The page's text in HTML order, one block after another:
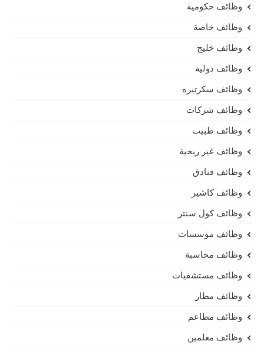
وظائف حكومية
وظائف خاصة
وظائف خليج
وظائف دولية
وظائف سكرتيره
وظائف شركات
وظائف طبيب
وظائف غير ربحية
وظائف فنادق
وظائف كاشير
وظائف كول سنتر
وظائف مؤسسات
وظائف محاسبة
وظائف مستشفيات
وظائف مطار
وظائف مطاعم
وظائف معلمين